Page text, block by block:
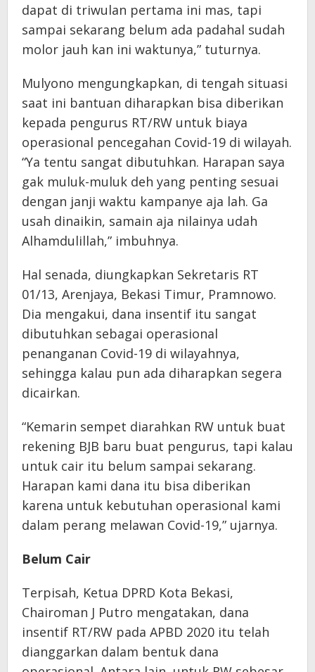
dapat di triwulan pertama ini mas, tapi
sampai sekarang belum ada padahal sudah
molor jauh kan ini waktunya,” tuturnya.
Mulyono mengungkapkan, di tengah situasi
saat ini bantuan diharapkan bisa diberikan
kepada pengurus RT/RW untuk biaya
operasional pencegahan Covid-19 di wilayah.
“Ya tentu sangat dibutuhkan. Harapan saya
gak muluk-muluk deh yang penting sesuai
dengan janji waktu kampanye aja lah. Ga
usah dinaikin, samain aja nilainya udah
Alhamdulillah,” imbuhnya.
Hal senada, diungkapkan Sekretaris RT
01/13, Arenjaya, Bekasi Timur, Pramnowo.
Dia mengakui, dana insentif itu sangat
dibutuhkan sebagai operasional
penanganan Covid-19 di wilayahnya,
sehingga kalau pun ada diharapkan segera
dicairkan.
“Kemarin sempet diarahkan RW untuk buat
rekening BJB baru buat pengurus, tapi kalau
untuk cair itu belum sampai sekarang.
Harapan kami dana itu bisa diberikan
karena untuk kebutuhan operasional kami
dalam perang melawan Covid-19,” ujarnya.
Belum Cair
Terpisah, Ketua DPRD Kota Bekasi,
Chairoman J Putro mengatakan, dana
insentif RT/RW pada APBD 2020 itu telah
dianggarkan dalam bentuk dana